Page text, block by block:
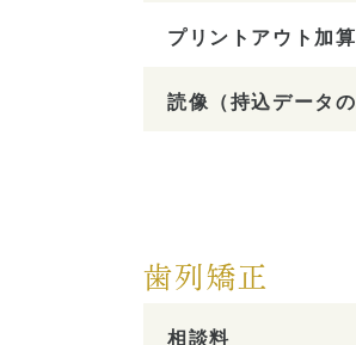
プリントアウト加算
読像（持込データの
歯列矯正
相談料